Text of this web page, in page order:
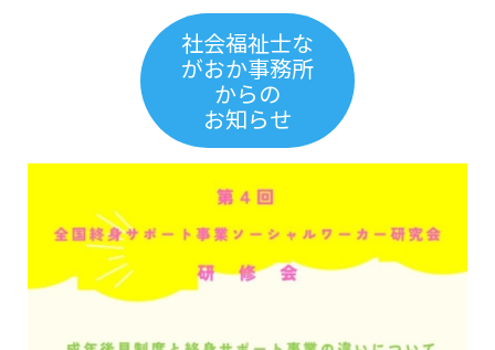
社会福祉士な
がおか事務所
からの
お知らせ